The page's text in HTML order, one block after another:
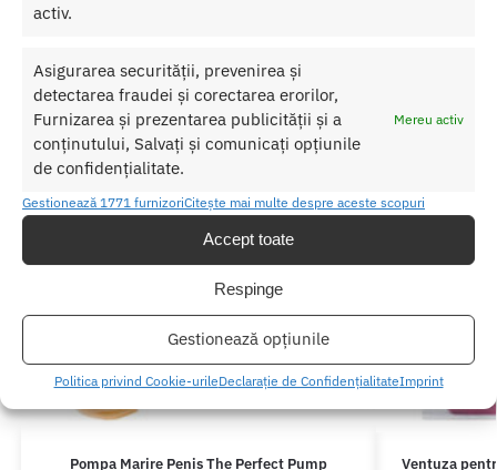
activ.
Asigurarea securității, prevenirea și
detectarea fraudei și corectarea erorilor,
Furnizarea și prezentarea publicității și a
conținutului, Salvați și comunicați opțiunile
de confidențialitate.
Mereu activ
Gestionează 1771 furnizoriCitește mai multe despre aceste scopuri
Accept toate
Respinge
Gestionează opțiunile
Politica privind Cookie-urileDeclarație de ConfidențialitateImprint
Pompa Marire Penis The Perfect Pump Ventuza